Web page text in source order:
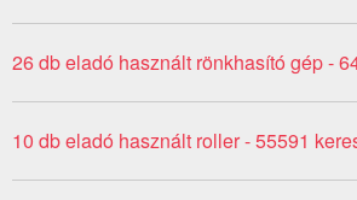
26 db eladó használt rönkhasító gép -
10 db eladó használt roller - 55591